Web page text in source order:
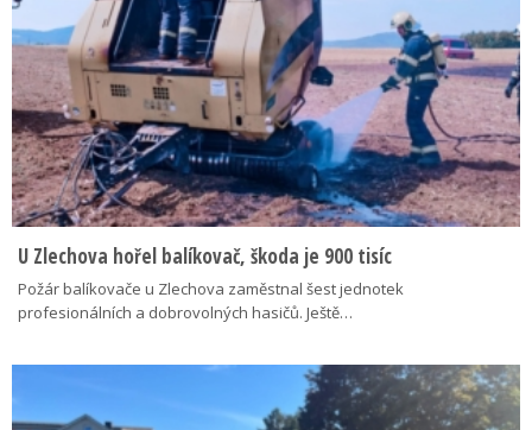
U Zlechova hořel balíkovač, škoda je 900 tisíc
Požár balíkovače u Zlechova zaměstnal šest jednotek
profesionálních a dobrovolných hasičů. Ještě…